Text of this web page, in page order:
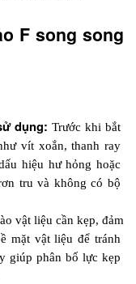
F song song
dụng: Trước khi bắt
vít xoắn, thanh ray
hiệu hư hỏng hoặc
tru và không có bộ
vật liệu cần kẹp, đảm
mặt vật liệu để tránh
giúp phân bố lực kẹp